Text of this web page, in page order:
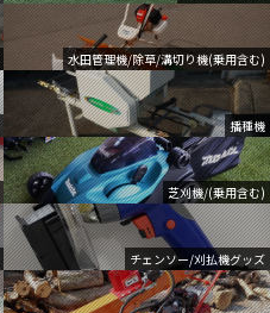
水田管理機/除草/溝切り機(乗用含む)
播種機
芝刈機/(乗用含む)
チェンソー/刈払機グッズ